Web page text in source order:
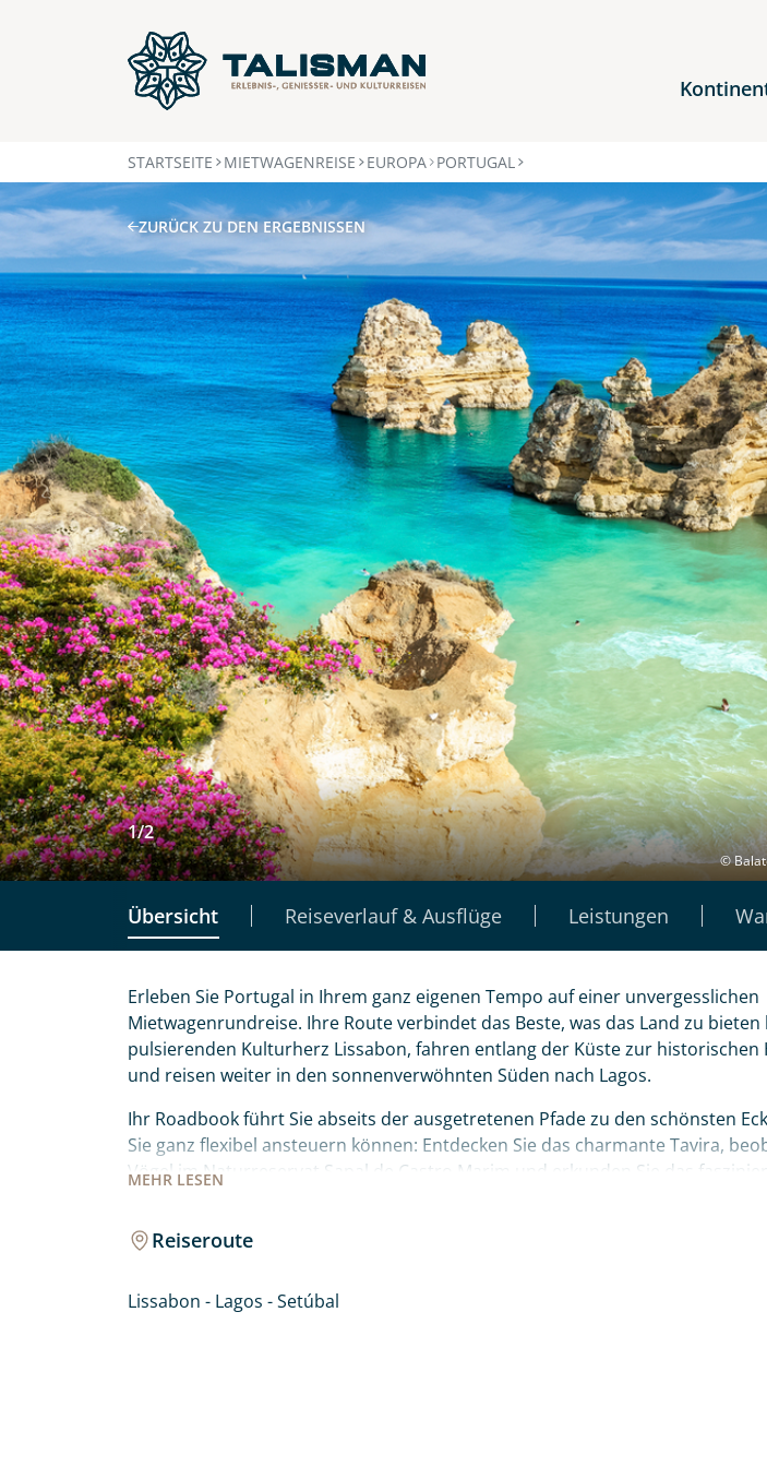
STARTSEITE MIETWAGENREISE EUROPA PORTUGAL
ZURÜCK ZU DEN ERGEBNISSEN
1/2
©
Übersicht Reiseverlauf & Ausflüge Leistungen
MEHR LESEN
Erleben Sie Portugal in Ihrem ganz eigenen Tempo auf einer unvergesslichen
Mietwagenrundreise. Ihre Route verbindet das Beste, was das Land zu
pulsierenden Kulturherz Lissabon, fahren entlang der Küste zur historischen
und reisen weiter in den sonnenverwöhnten Süden nach Lagos.
Ihr Roadbook führt Sie abseits der ausgetretenen Pfade zu den schönsten
Sie ganz flexibel ansteuern können: Entdecken Sie das charmante Tavira,
Vögel im Naturreservat Sapal de Castro Marim und erkunden Sie das
hinauf in die idyllische Bergwelt von Monchique. Ihr ganz persönliches
Reiseroute
Lissabon - Lagos - Setúbal